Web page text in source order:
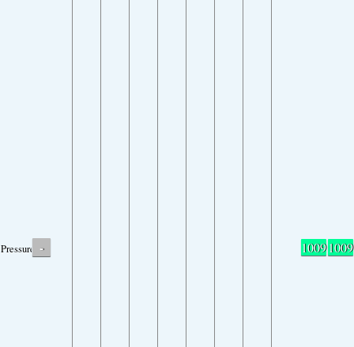
Pressure - 10091009